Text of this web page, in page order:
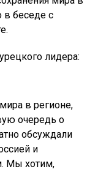
в беседе с
лидера:
в регионе,
очередь о
обсуждали
и
Мы хотим,